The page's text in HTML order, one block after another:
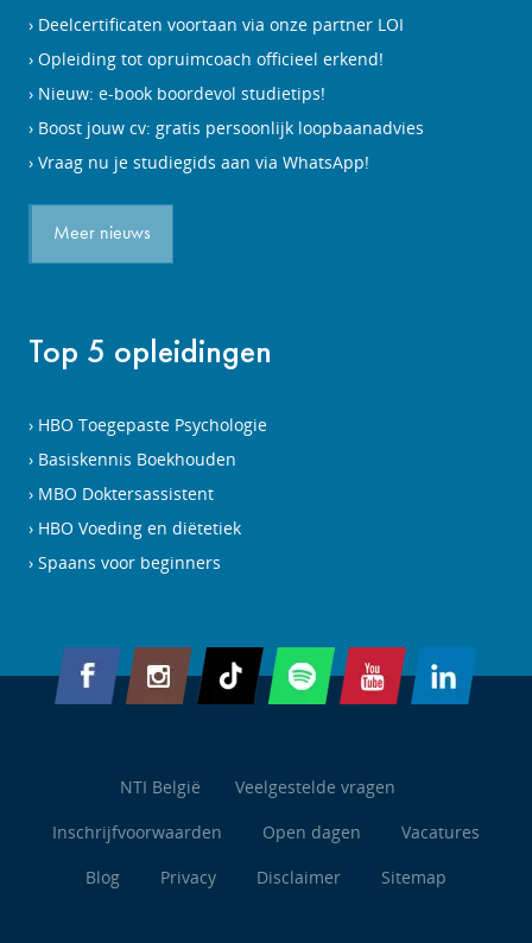
Deelcertificaten voortaan via onze partner LOI
Opleiding tot opruimcoach officieel erkend!
Nieuw: e-book boordevol studietips!
Boost jouw cv: gratis persoonlijk loopbaanadvies
Vraag nu je studiegids aan via WhatsApp!
Meer nieuws
Top 5 opleidingen
HBO Toegepaste Psychologie
Basiskennis Boekhouden
MBO Doktersassistent
HBO Voeding en diëtetiek
Spaans voor beginners
NTI België
Veelgestelde vragen
Inschrijfvoorwaarden
Open dagen
Vacatures
Blog
Privacy Disclaimer Sitemap